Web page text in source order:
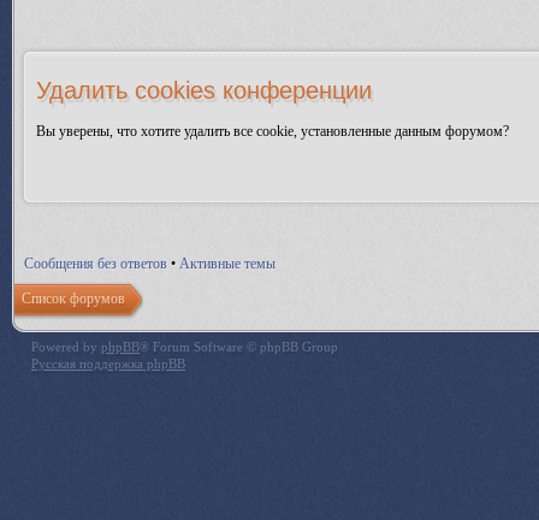
Удалить cookies конференции
Вы уверены, что хотите удалить все cookie, установленные данным форумом?
Сообщения без ответов • Активные темы
Список форумов
Powered by phpBB® Forum Software © phpBB Group
Русская поддержка phpBB